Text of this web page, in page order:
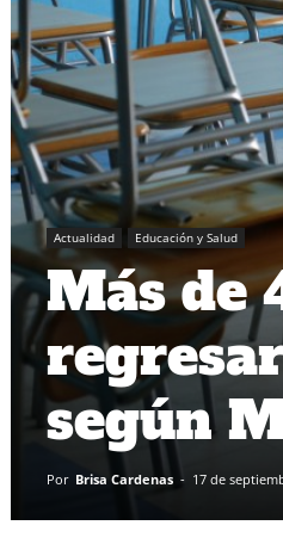
Actualidad Educación y Salud
Más de
según
Por Brisa Cardenas - 17 de